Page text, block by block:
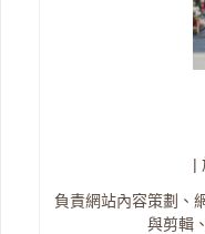
|
負責網站內容策劃、
與剪輯